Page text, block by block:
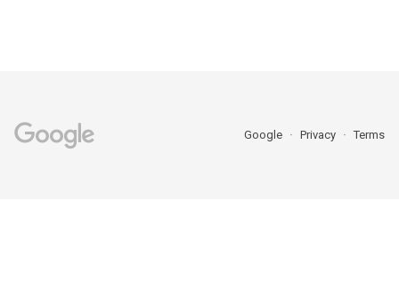
Google Privacy Terms